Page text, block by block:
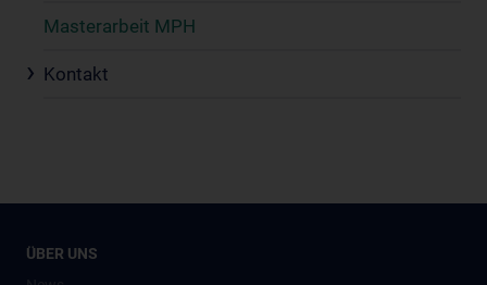
Masterarbeit MPH
Kontakt
ÜBER UNS